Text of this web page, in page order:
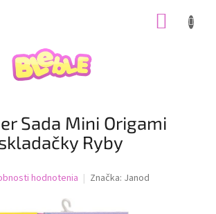
Sada Mini Origami
Ryby
hodnotenia Značka: Janod